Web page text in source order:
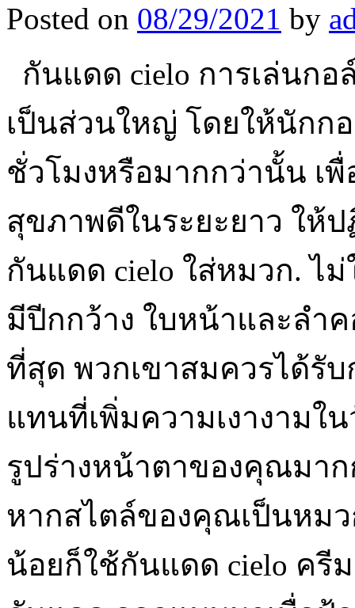
Posted on 08/29/2021 by
กันแดด cielo การเล่นก
เป็นส่วนใหญ่ โดยให้นักก
ชั่วโมงหรือมากกว่านั้น เ
สุขภาพดีในระยะยาว ให้
กันแดด cielo ใส่หมวก. ไ
มีปีกกว้าง ใบหน้าและลำ
ที่สุด พวกเขาสมควรได้รั
แทนที่เพิ่มความเงางามใ
รูปร่างหน้าตาของคุณมา
หากสไตล์ของคุณเป็นหม
น้อยก็ใช้กันแดด cielo ครี